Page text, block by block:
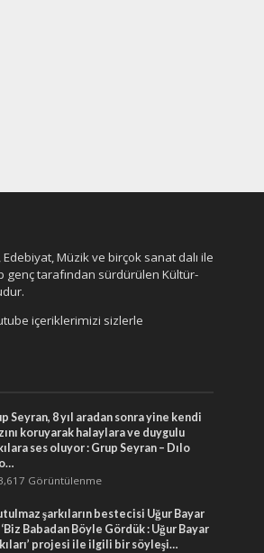
Müzik ve birçok sanat dalı ile
genç tarafından sürdürülen Kültür-
içeriklerimizi sizlerle
Seyran, 8 yıl aradan sonra yine kendi
koruyarak halaylara ve duygulu
ses oluyor : Grup Seyran – Dılo
Görüntülenme
şarkıların bestecisi Uğur Bayar
Babadan Böyle Gördük : Uğur Bayar
projesi ile ilgili bir söyleşi…